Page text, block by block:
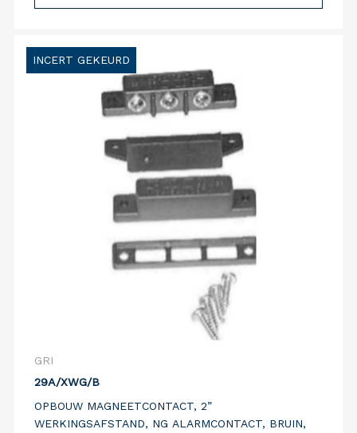
INCERT GEKEURD
GRI
29A/XWG/B
OPBOUW MAGNEETCONTACT, 2”
WERKINGSAFSTAND, NG ALARMCONTACT, BRUIN,